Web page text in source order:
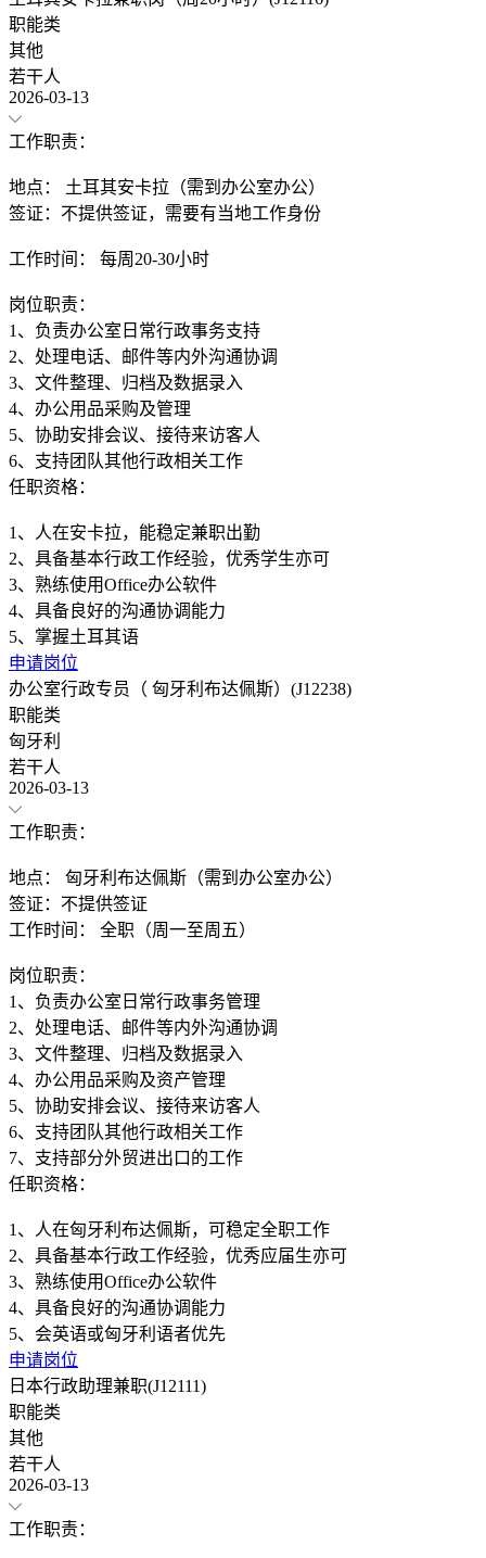
职能类
其他
若干人
2026-03-13
工作职责：
地点： 土耳其安卡拉（需到办公室办公）
签证：不提供签证，需要有当地工作身份
工作时间： 每周20-30小时
岗位职责：
1、负责办公室日常行政事务支持
2、处理电话、邮件等内外沟通协调
3、文件整理、归档及数据录入
4、办公用品采购及管理
5、协助安排会议、接待来访客人
任职资格：
1、人在安卡拉，能稳定兼职出勤
2、具备基本行政工作经验，优秀学生亦可
3、熟练使用Office办公软件
4、具备良好的沟通协调能力
申请岗位
办公室行政专员（ 匈牙利布达佩斯）(J12238)
职能类
匈牙利
若干人
2026-03-13
工作职责：
地点： 匈牙利布达佩斯（需到办公室办公）
签证：不提供签证
工作时间： 全职（周一至周五）
岗位职责：
1、负责办公室日常行政事务管理
2、处理电话、邮件等内外沟通协调
3、文件整理、归档及数据录入
4、办公用品采购及资产管理
5、协助安排会议、接待来访客人
6、支持团队其他行政相关工作
任职资格：
1、人在匈牙利布达佩斯，可稳定全职工作
2、具备基本行政工作经验，优秀应届生亦可
3、熟练使用Office办公软件
4、具备良好的沟通协调能力
申请岗位
日本行政助理兼职(J12111)
职能类
其他
若干人
2026-03-13
工作职责：